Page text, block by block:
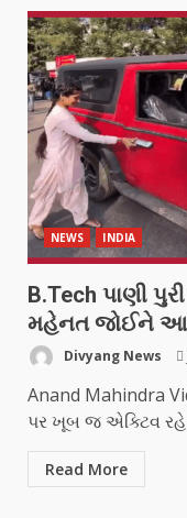
NEWS INDIA
B.Tech પાણી
મહેનત જોઈને
Divyang News
Anand Mahindra
પર ખૂબ જ એક્ટિવ રહે
Read More